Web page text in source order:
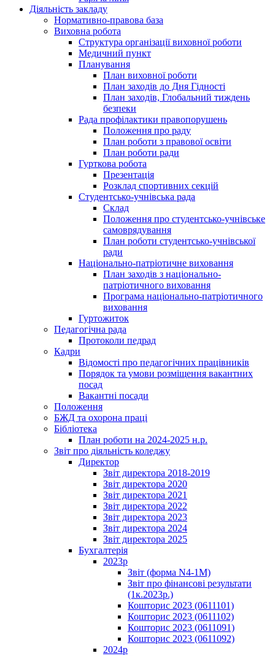
Діяльність закладу
Нормативно-правова база
Виховна робота
Структура організації виховної роботи
Медичний пункт
Планування
План виховної роботи
План заходів до Дня Гідності
План заходів, Глобальний тиждень
безпеки
Рада профілактики правопорушень
Положення про раду
План роботи з правової освіти
План роботи ради
Гурткова робота
Презентація
Розклад спортивних секцій
Студентсько-учнівська рада
Склад
Положення про студентсько-учнівське
самоврядування
План роботи студентсько-учнівської
ради
Національно-патріотичне виховання
План заходів з національно-
патріотичного виховання
Програма національно-патріотичного
виховання
Гуртожиток
Педагогічна рада
Протоколи педрад
Кадри
Відомості про педагогічних працівників
Порядок та умови розміщення вакантних
посад
Вакантні посади
Положення
БЖД та охорона праці
Бібліотека
План роботи на 2024-2025 н.р.
Звіт про діяльність коледжу
Директор
Звіт директора 2018-2019
Звіт директора 2020
Звіт директора 2021
Звіт директора 2022
Звіт директора 2023
Звіт директора 2024
Звіт директора 2025
Бухгалтерія
2023р
Звіт (форма N4-1M)
Звіт про фінансові результати
(1к.2023р.)
Кошторис 2023 (0611101)
Кошторис 2023 (0611102)
Кошторис 2023 (0611091)
Кошторис 2023 (0611092)
2024р